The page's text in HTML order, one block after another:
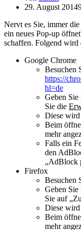
29. August 2014
Nervt es Sie, immer
ein neues Pop-up
schaffen. Folgend wird
Google Chrome
Besuchen
https://
hl=de
Geben
Sie die
Diese
Beim
mehr
Falls ein
den
„AdBlock
Firefox
Besuchen
Geben
Sie auf
Diese
Beim
mehr